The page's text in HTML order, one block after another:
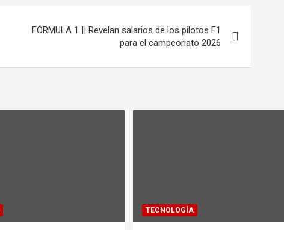
FÓRMULA 1 || Revelan salarios de los pilotos F1
para el campeonato 2026
TECNOLOGÍA